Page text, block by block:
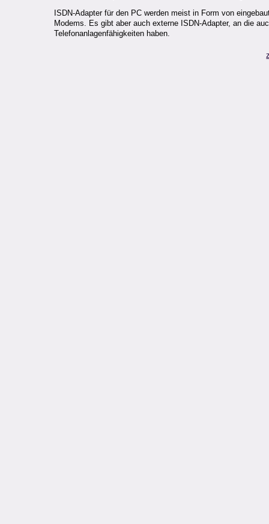
ISDN-Adapter für den PC werden meist in Form von
Modems. Es gibt aber auch externe ISDN-Adapter, an die
Telefonanlagenfähigkeiten haben.